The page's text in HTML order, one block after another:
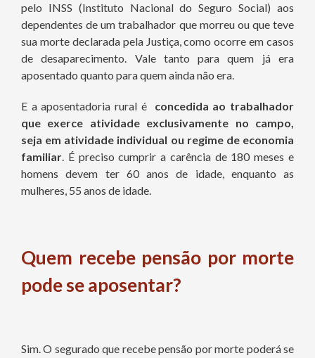
pelo INSS (Instituto Nacional do Seguro Social) aos
dependentes de um trabalhador que morreu ou que teve
sua morte declarada pela Justiça, como ocorre em casos
de desaparecimento. Vale tanto para quem já era
aposentado quanto para quem ainda não era.
E a aposentadoria rural é
concedida ao trabalhador
que exerce atividade exclusivamente no campo,
seja em atividade individual ou regime de economia
familiar. É preciso cumprir a carência de 180 meses e
homens devem ter 60 anos de idade, enquanto as
mulheres, 55 anos de idade.
Quem recebe pensão por morte
pode se aposentar?
Sim. O segurado que recebe pensão por morte poderá se